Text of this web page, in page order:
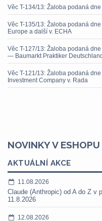
Věc T-134/13: Žaloba podaná
Věc T-135/13: Žaloba podaná
Europe a další v. ECHA
Věc T-127/13: Žaloba podaná
— Baumarkt Praktiker
Věc T-121/13: Žaloba podaná
Investment Company v. Rada
NOVINKY V ESHOPU
AKTUÁLNÍ AKCE
11.08.2026
Claude (Anthropic) od A do Z v
11.8.2026
12.08.2026